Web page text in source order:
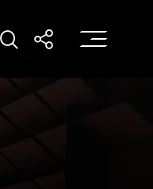
打開搜索打開分享打